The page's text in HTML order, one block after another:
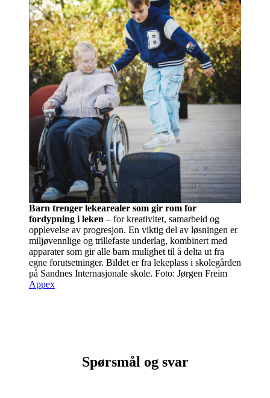
Barn trenger lekearealer som gir rom for
fordypning i leken – for kreativitet, samarbeid og
opplevelse av progresjon. En viktig del av løsningen er
miljøvennlige og trillefaste underlag, kombinert med
apparater som gir alle barn mulighet til å delta ut fra
egne forutsetninger. Bildet er fra lekeplass i skolegården
på Sandnes Internasjonale skole. Foto: Jørgen Freim
Appex
Spørsmål og svar